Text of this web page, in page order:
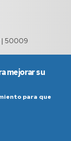
| 50009
uso
mejorar su
para que